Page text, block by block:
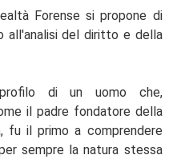
Forense si propone di
all'analisi del diritto e della
di un uomo che,
il padre fondatore della
fu il primo a comprendere
sempre la natura stessa